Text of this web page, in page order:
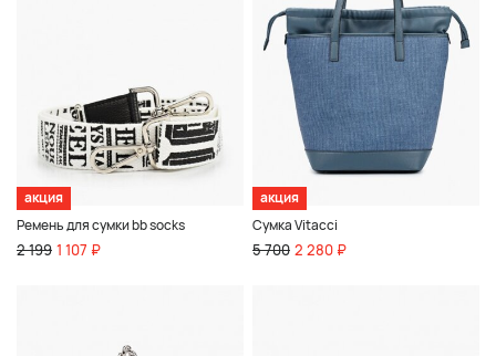
акция
Ремень для сумки bb socks
2 199 1 107 ₽
акция
Сумка Vitacci
5 700 2 280 ₽